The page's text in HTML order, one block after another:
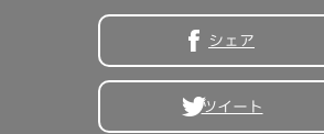
シェア
ツイート